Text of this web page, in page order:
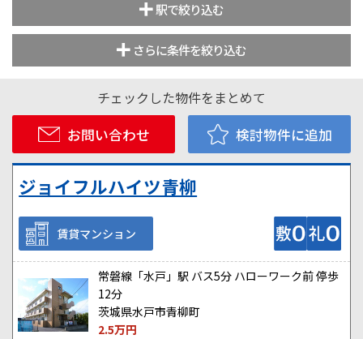
駅で絞り込む
さらに条件を絞り込む
チェックした物件をまとめて
お問い合わせ
検討物件に追加
ジョイフルハイツ青柳
賃貸マンション
常磐線「水戸」駅 バス5分 ハローワーク前 停歩
12分
茨城県水戸市青柳町
2.5万円